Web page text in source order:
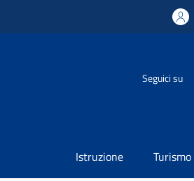
Seguici su
Istruzione Turismo